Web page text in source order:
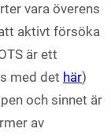
vara överens
aktivt försöka
är ett
med det här)
och sinnet är
av